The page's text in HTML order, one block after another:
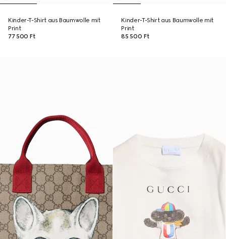
Kinder-T-Shirt aus Baumwolle mit
Print
77 500 Ft
Kinder-T-Shirt aus Baumwolle mit
Print
85 500 Ft